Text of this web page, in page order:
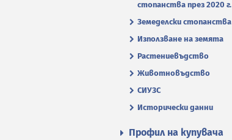
стопанства през 2020 г.
Земеделски стопанства
Използване на земята
Растениевъдство
Животновъдство
СИУЗС
Исторически данни
Профил на купувача